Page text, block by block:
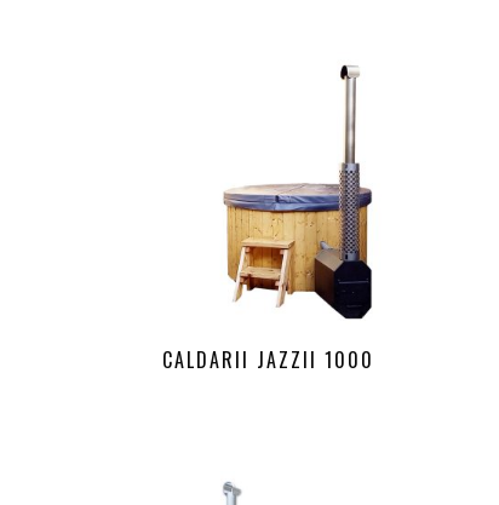
CALDARII JAZZII 1000